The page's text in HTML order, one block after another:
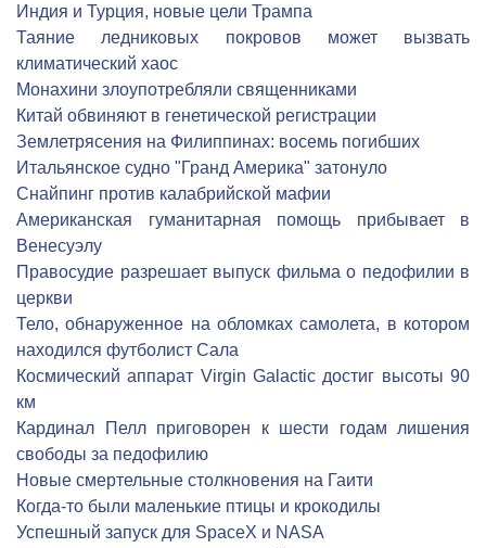
Индия и Турция, новые цели Трампа
Таяние ледниковых покровов может вызвать
климатический хаос
Монахини злоупотребляли священниками
Китай обвиняют в генетической регистрации
Землетрясения на Филиппинах: восемь погибших
Итальянское судно "Гранд Америка" затонуло
Снайпинг против калабрийской мафии
Американская гуманитарная помощь прибывает в
Венесуэлу
Правосудие разрешает выпуск фильма о педофилии в
церкви
Тело, обнаруженное на обломках самолета, в котором
находился футболист Сала
Космический аппарат Virgin Galactic достиг высоты 90
км
Кардинал Пелл приговорен к шести годам лишения
свободы за педофилию
Новые смертельные столкновения на Гаити
Когда-то были маленькие птицы и крокодилы
Успешный запуск для SpaceX и NASA